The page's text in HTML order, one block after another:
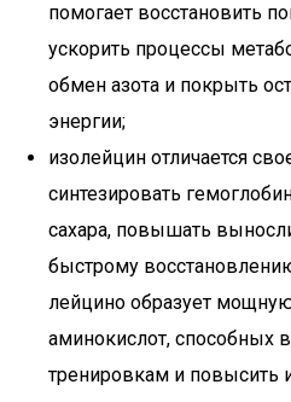
помогает восстановить
ускорить процессы
обмен азота и покрыть
энергии;
изолейцин отличается
синтезировать
сахара, повышать
быстрому
лейцино образует
аминокислот, способных
тренировкам и повысить